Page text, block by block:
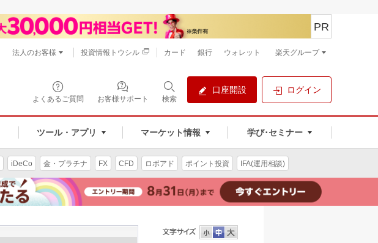
よくあるご質問 お客様サポート 検索
口座開設 ログイン
ツール・アプリ マーケット情報 学び･セミナー
PR
法人のお客様 投資情報トウシル カード 銀行 ウォレット 楽天グループ
iDeCo 金・プラチナ FX CFD ロボアド ポイント投資 IFA(運用相談)